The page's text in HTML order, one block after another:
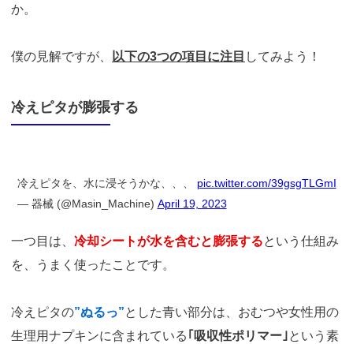
か。
僕の見解ですが、 以下の3つの項目に注目 してみよう！
冷えピタが膨張する
冷えピタを、水に浸そうかな、、、 pic.twitter.com/39gsgTLGmI
— 器械 (@Masin_Machine) April 19, 2023
一つ目は、 冷却シートが水を含むと膨張するという仕組み
を、うまく使ったことです。
冷えピタの”ぬるっ”とした青い部分は、おむつや女性用の
生理用ナプキンに含まれている ｢吸収性ポリマー｣ という素